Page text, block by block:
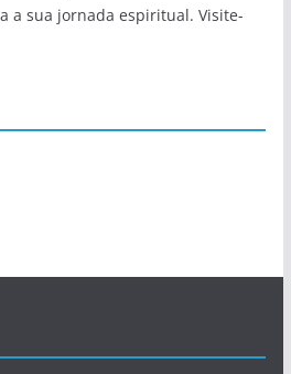
a sua jornada espiritual. Visite-